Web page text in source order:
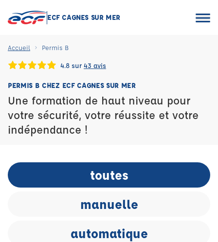
ECF CAGNES SUR MER
Accueil Permis B
4.8 sur 43 avis
PERMIS B CHEZ ECF CAGNES SUR MER
Une formation de haut niveau pour
votre sécurité, votre réussite et votre
indépendance !
toutes
manuelle
automatique